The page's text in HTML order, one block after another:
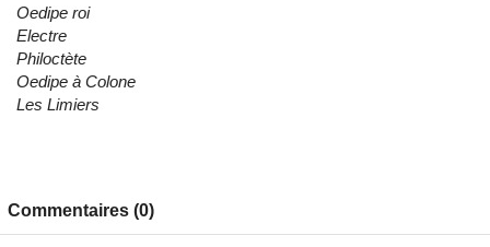
Oedipe roi
Electre
Philoctète
Oedipe à Colone
Les Limiers
Commentaires (0)